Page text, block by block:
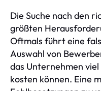
Die Suche nach den
größten
Oftmals führt eine
Auswahl von
das Unternehmen viel
kosten können. Eine